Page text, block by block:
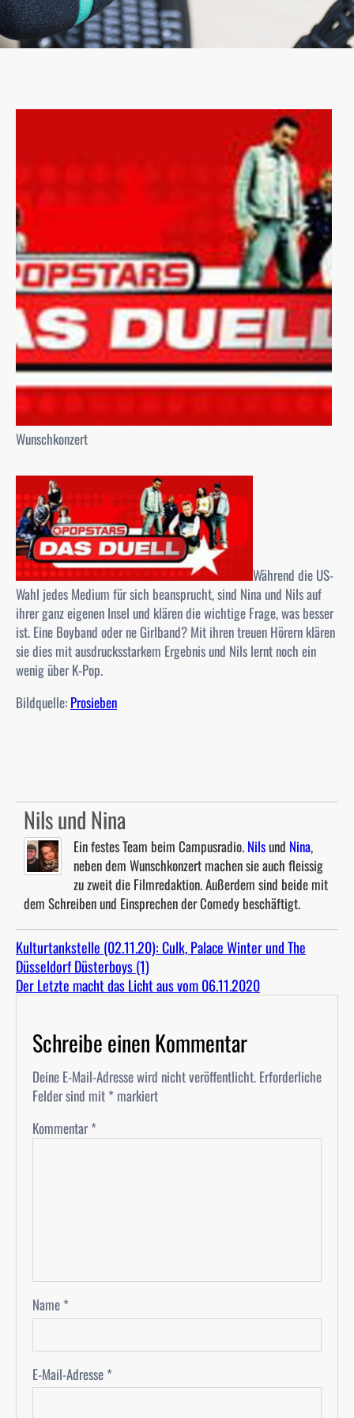
Wunschkonzert
Während die US-
Wahl jedes Medium für sich beansprucht, sind Nina und Nils auf
ihrer ganz eigenen Insel und klären die wichtige Frage, was besser
ist. Eine Boyband oder ne Girlband? Mit ihren treuen Hörern klären
sie dies mit ausdrucksstarkem Ergebnis und Nils lernt noch ein
wenig über K-Pop.
Bildquelle: Prosieben
Nils und Nina
Ein festes Team beim Campusradio. Nilsund Nina,
neben dem Wunschkonzert machen sie auch fleissig
zu zweit die Filmredaktion. Außerdem sind beide mit
dem Schreiben und Einsprechen der Comedy beschäftigt.
Kulturtankstelle (02.11.20): Culk, Palace Winter und The
Düsseldorf Düsterboys (1)
Der Letzte macht das Licht aus vom 06.11.2020
Schreibe einen Kommentar
Deine E-Mail-Adresse wird nicht veröffentlicht. Erforderliche
Felder sind mit * markiert
Kommentar*
Name *
E-Mail-Adresse *